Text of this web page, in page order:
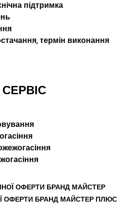
підтримка
термін виконання
СЕРВІС
ОФЕРТИ БРАНД МАЙСТЕР
ОФЕРТИ БРАНД МАЙСТЕР ПЛЮС